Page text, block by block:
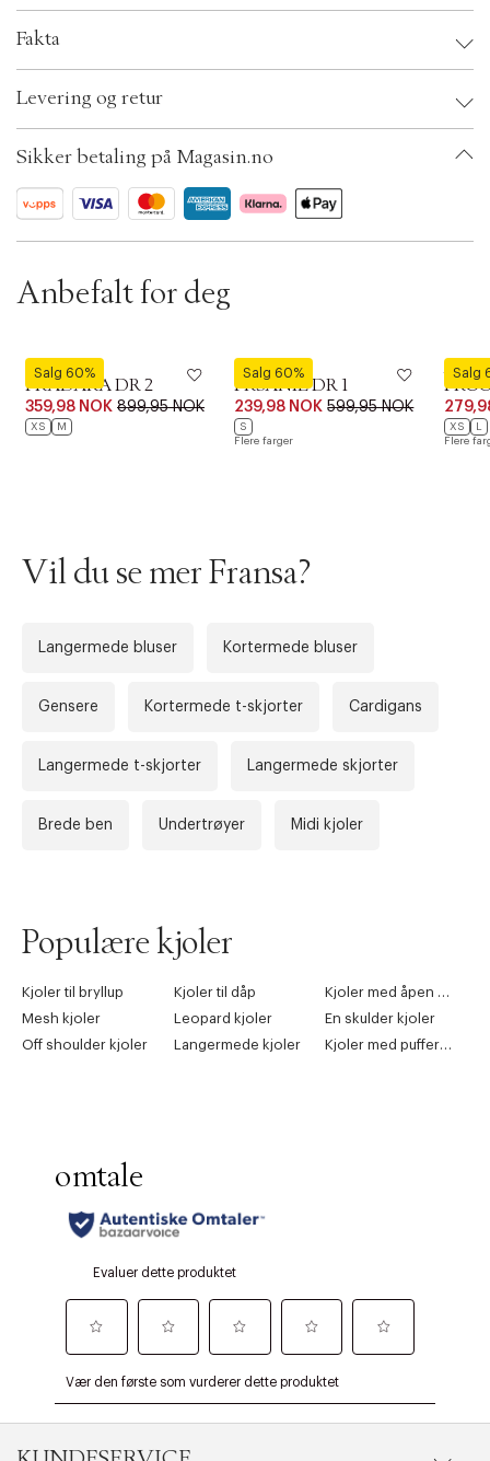
i
o
n
Fakta
EAN: 5715573658262
Ax numbers: 06617324
ID: BGSY80-1F7Z
Levering og retur
Sikker betaling på Magasin.no
Anbefalt for deg
Salg 60%
Fransa
FRADARA DR 2
359,98 NOK 899,95 NOK
XS M
Salg 60%
Fransa
FRSANIE DR 1
239,98 NOK 599,95 NOK
S
Flere farger
Salg
Fransa
XS
L
Flere
Forrige
Vil du se mer Fransa?
Langermede bluser Kortermede bluser
Gensere Kortermede t-skjorter Cardigans
Langermede t-skjorter Langermede skjorter
Brede ben Undertrøyer Midi kjoler
Populære kjoler
Kjoler til bryllup Kjoler til dåp
Kjoler med åpen rygg
Mesh kjoler
Leopard kjoler
En skulder kjoler
Off shoulder kjoler
Langermede kjoler Kjoler med puffermer